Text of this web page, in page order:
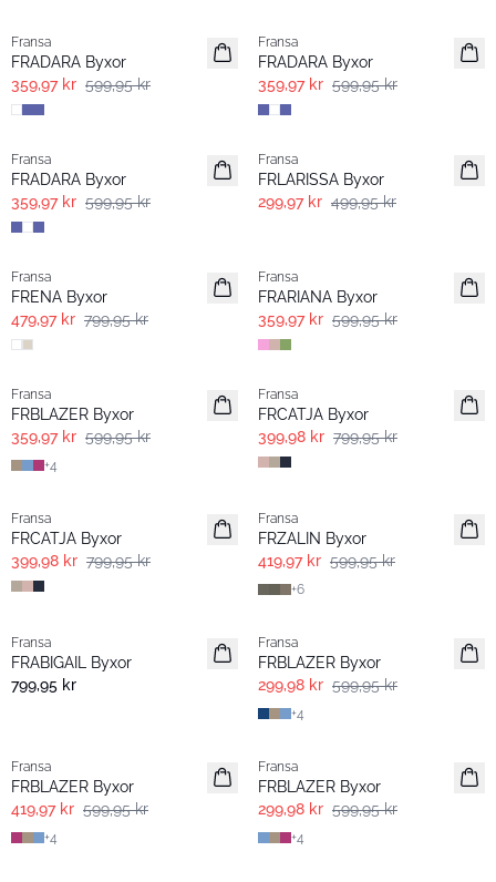
Fransa
FRADARA Byxor
359,97 kr 599,95 kr
Fransa
FRADARA Byxor
359,97 kr 599,95 kr
- 40%
Fransa
FRADARA Byxor
359,97 kr 599,95 kr
- 40%
Fransa
FRLARISSA Byxor
299,97 kr 499,95 kr
- 40%
Fransa
FRENA Byxor
479,97 kr 799,95 kr
Fransa
FRARIANA Byxor
359,97 kr 599,95 kr
- 40%
Fransa
FRBLAZER Byxor
359,97 kr 599,95 kr
+4
- 50%
Fransa
FRCATJA Byxor
399,98 kr 799,95 kr
Fransa
FRCATJA Byxor
399,98 kr 799,95 kr
Fransa
FRZALIN Byxor
419,97 kr 599,95 kr
+6
Fransa
FRABIGAIL Byxor
799,95 kr
Extended size
Fransa
FRBLAZER Byxor
299,98 kr 599,95 kr
+4
Extended size
Fransa
FRBLAZER Byxor
419,97 kr 599,95 kr
+4
Extended size
Fransa
FRBLAZER Byxor
299,98 kr 599,95 kr
+4